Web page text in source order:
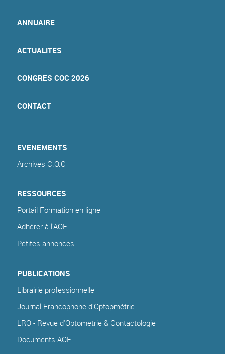
ANNUAIRE
ACTUALITES
CONGRES COC 2026
CONTACT
EVENEMENTS
Archives C.O.C
RESSOURCES
Portail Formation en ligne
Adhérer à l'AOF
Petites annonces
PUBLICATIONS
Librairie professionnelle
Journal Francophone d'Optopmétrie
LRO - Revue d'Optometrie & Contactologie
Documents AOF